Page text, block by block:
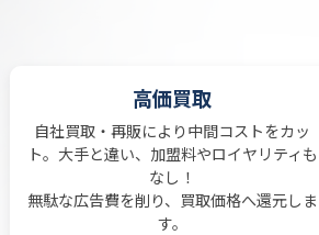
高価買取
自社買取・再販により中間コストをカッ
ト。大手と違い、加盟料やロイヤリティも
なし！
無駄な広告費を削り、買取価格へ還元しま
す。